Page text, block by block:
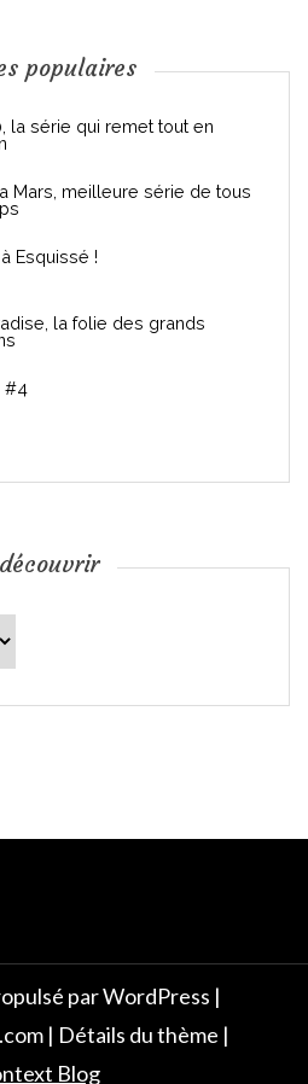
populaires
la série qui remet tout en
Mars, meilleure série de tous
Esquissé !
la folie des grands
#4
par WordPress |
| Détails du thème |
Blog